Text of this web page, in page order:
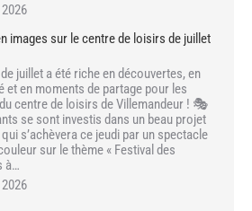
images sur le centre de loisirs de juillet
juillet a été riche en découvertes, en
et en moments de partage pour les
centre de loisirs de Villemandeur ! 🎭
se sont investis dans un beau projet
s’achèvera ce jeudi par un spectacle
sur le thème « Festival des
à…